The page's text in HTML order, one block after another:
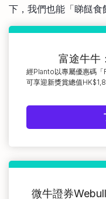
下，我們也能「睇餸食
富途牛牛
經Planto以專屬優惠碼「
可享迎新獎賞總值
微牛證券